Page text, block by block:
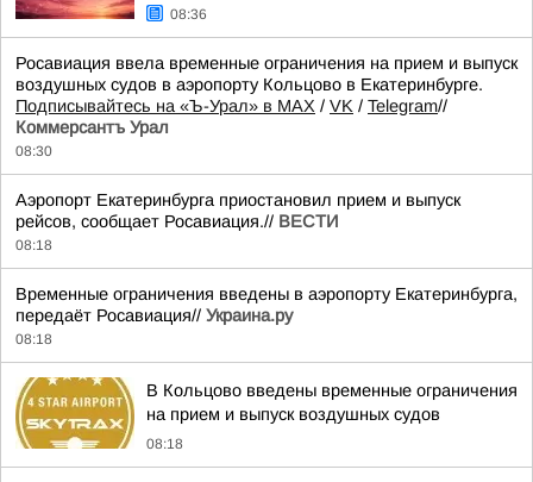
08:36
Росавиация ввела временные ограничения на прием и выпуск
воздушных судов в аэропорту Кольцово в Екатеринбурге.
Подписывайтесь на «Ъ-Урал» в MAX / VK / Telegram//
Коммерсантъ Урал
08:30
Аэропорт Екатеринбурга приостановил прием и выпуск
рейсов, сообщает Росавиация.// ВЕСТИ
08:18
Временные ограничения введены в аэропорту Екатеринбурга,
передаёт Росавиация// Украина.ру
08:18
В Кольцово введены временные ограничения
на прием и выпуск воздушных судов
08:18